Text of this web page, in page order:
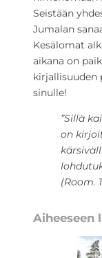
Seistään
Jumalan
Kesälomat
aikana on
kirjallisuuden
sinulle!
”Sillä
on
(Room.
Aiheeseen